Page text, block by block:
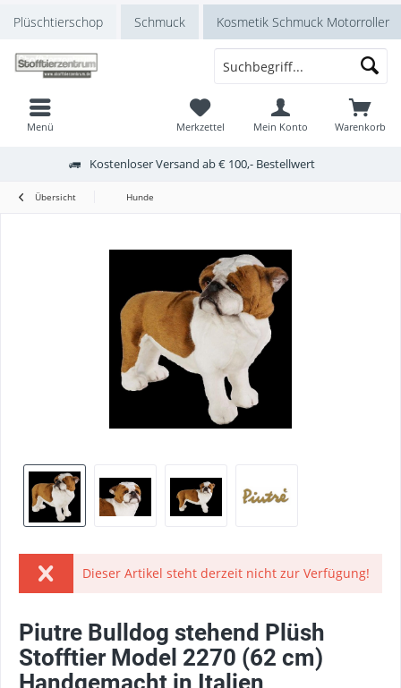
Plüschtierschop Schmuck Kosmetik Schmuck Motorroller
Menü Warenkorb
Merkzettel Mein Konto
Kostenloser Versand ab € 100,- Bestellwert
Übersicht Hunde
Dieser Artikel steht derzeit nicht zur Verfügung!
Piutre Bulldog stehend Plüsh
Stofftier Model 2270 (62 cm)
Handgemacht in Italien